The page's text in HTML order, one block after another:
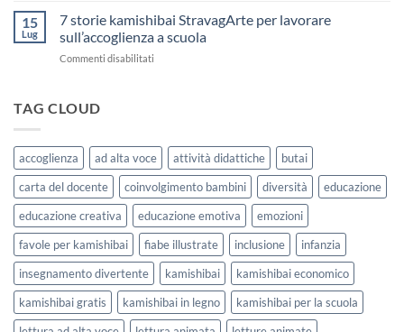
sceglierle
Kamishibai
Gratis
sull’Accoglienza:
Settembre
2026
15
Lug
7 storie kamishibai StravagArte per lavorare
sull’accoglienza a scuola
Commenti disabilitati
lavorare
sull’accoglienza
a
scuola
TAG CLOUD
accoglienza ad alta voce attività didattiche
butai
carta del docente
coinvolgimento bambini diversità
educazione
educazione creativa
educazione emotiva
emozioni
favole per kamishibai
fiabe illustrate inclusione
infanzia
insegnamento divertente
kamishibai
kamishibai economico
kamishibai gratis
kamishibai in legno
kamishibai per la scuola